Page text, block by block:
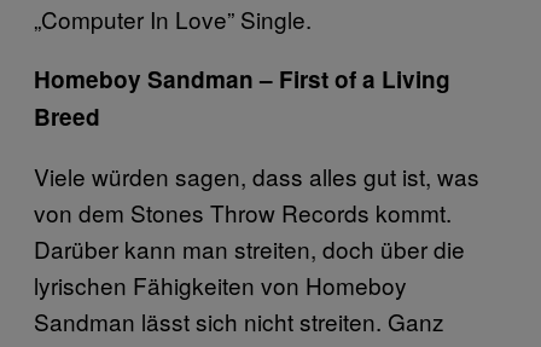
„Computer In Love” Single.
Homeboy Sandman – First of a Living
Breed
Viele würden sagen, dass alles gut ist, was
von dem Stones Throw Records kommt.
Darüber kann man streiten, doch über die
lyrischen Fähigkeiten von Homeboy
Sandman lässt sich nicht streiten. Ganz